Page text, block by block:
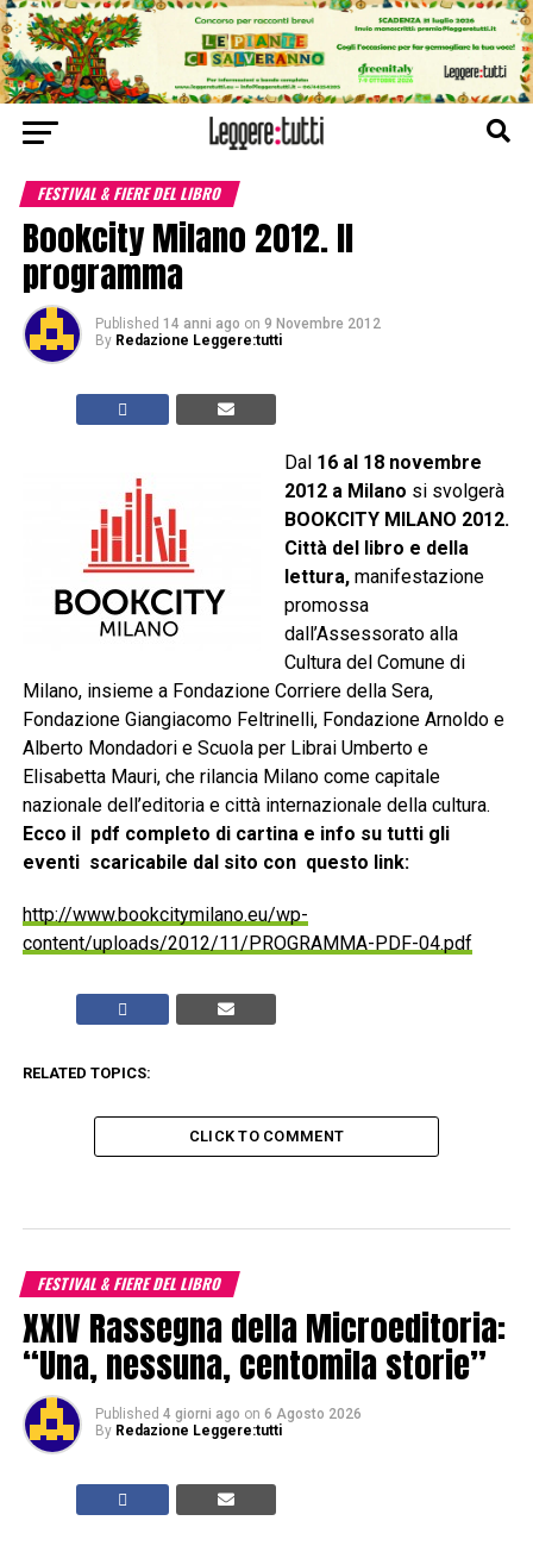
FESTIVAL & FIERE DEL LIBRO
Bookcity Milano 2012. Il
programma
Published 14 anni ago on 9 Novembre 2012
By Redazione Leggere:tutti
Dal 16 al 18 novembre
2012 a Milano si svolgerà
BOOKCITY MILANO 2012.
Città del libro e della
lettura,manifestazione
promossa
dall’Assessorato alla
Cultura del Comune di
Milano, insieme a Fondazione Corriere della Sera,
Fondazione Giangiacomo Feltrinelli, Fondazione Arnoldo e
Alberto Mondadori e Scuola per Librai Umberto e
Elisabetta Mauri, che rilancia Milano come capitale
nazionale dell’editoria e città internazionale della cultura.
Ecco il pdf completo di cartina e info su tutti gli
eventi scaricabile dal sito con questo link:
http://www.bookcitymilano.eu/wp-
content/uploads/2012/11/PROGRAMMA-PDF-04.pdf
RELATED TOPICS:
CLICK TO COMMENT
FESTIVAL & FIERE DEL LIBRO
XXIV Rassegna della Microeditoria:
“Una, nessuna, centomila storie”
Published 4 giorni ago on 6 Agosto 2026
By Redazione Leggere:tutti